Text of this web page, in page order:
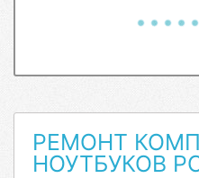
РЕМОНТ
НОУТБУКОВ